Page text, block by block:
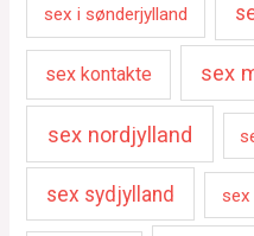
sex i sønderjylland
sex kontakte sex
sex nordjylland
sex sydjylland sex